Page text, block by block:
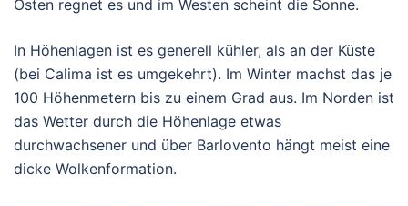
Osten regnet es und im Westen scheint die Sonne.
In Höhenlagen ist es generell kühler, als an der Küste
(bei Calima ist es umgekehrt). Im Winter machst das je
100 Höhenmetern bis zu einem Grad aus. Im Norden ist
das Wetter durch die Höhenlage etwas
durchwachsener und über Barlovento hängt meist eine
dicke Wolkenformation.